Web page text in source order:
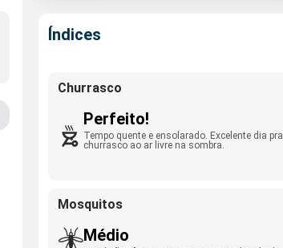
Índices
Churrasco
Perfeito!
Tempo quente e ensolarado. Excelente dia pra
churrasco ao ar livre na sombra.
Mosquitos
Médio